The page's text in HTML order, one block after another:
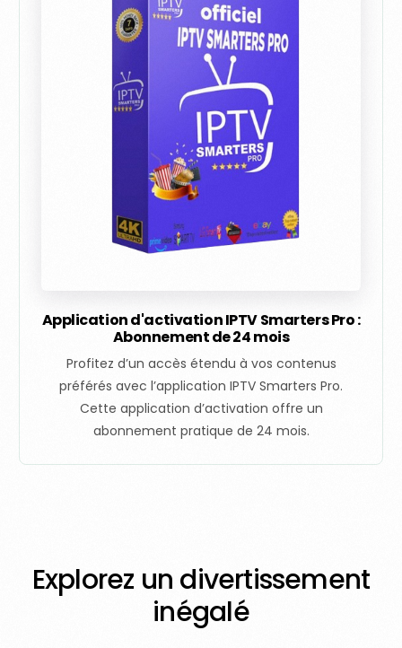
Application d'activation IPTV Smarters Pro :
Abonnement de 24 mois
Profitez d’un accès étendu à vos contenus
préférés avec l’application IPTV Smarters Pro.
Cette application d’activation offre un
abonnement pratique de 24 mois.
Explorez un divertissement
inégalé